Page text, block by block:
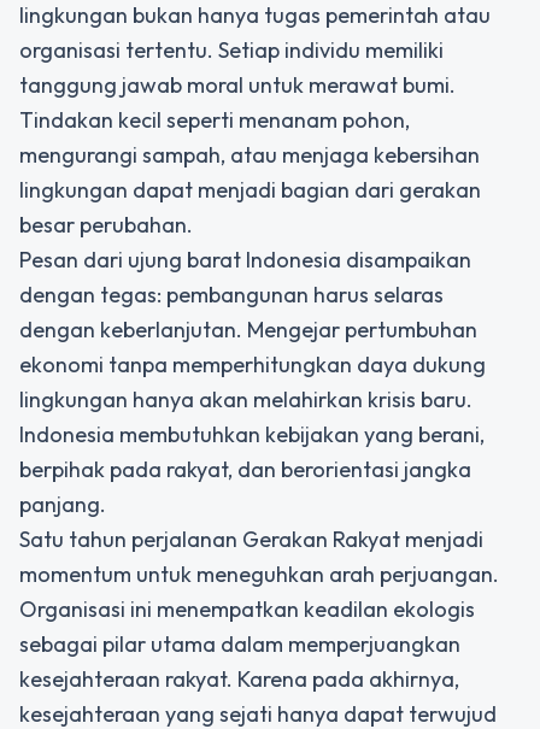
lingkungan bukan hanya tugas pemerintah atau
organisasi tertentu. Setiap individu memiliki
tanggung jawab moral untuk merawat bumi.
Tindakan kecil seperti menanam pohon,
mengurangi sampah, atau menjaga kebersihan
lingkungan dapat menjadi bagian dari gerakan
besar perubahan.
Pesan dari ujung barat Indonesia disampaikan
dengan tegas: pembangunan harus selaras
dengan keberlanjutan. Mengejar pertumbuhan
ekonomi tanpa memperhitungkan daya dukung
lingkungan hanya akan melahirkan krisis baru.
Indonesia membutuhkan kebijakan yang berani,
berpihak pada rakyat, dan berorientasi jangka
panjang.
Satu tahun perjalanan Gerakan Rakyat menjadi
momentum untuk meneguhkan arah perjuangan.
Organisasi ini menempatkan keadilan ekologis
sebagai pilar utama dalam memperjuangkan
kesejahteraan rakyat. Karena pada akhirnya,
kesejahteraan yang sejati hanya dapat terwujud